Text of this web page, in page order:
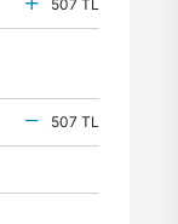
507 TL
507 TL